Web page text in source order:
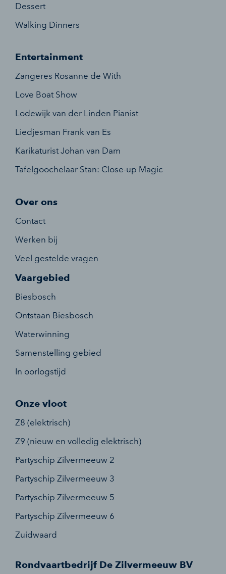
Dessert
Walking Dinners
Entertainment
Zangeres Rosanne de With
Love Boat Show
Lodewijk van der Linden Pianist
Liedjesman Frank van Es
Karikaturist Johan van Dam
Tafelgoochelaar Stan: Close-up Magic
Over ons
Contact
Werken bij
Veel gestelde vragen
Vaargebied
Biesbosch
Ontstaan Biesbosch
Waterwinning
Samenstelling gebied
In oorlogstijd
Onze vloot
Z8 (elektrisch)
Z9 (nieuw en volledig elektrisch)
Partyschip Zilvermeeuw 2
Partyschip Zilvermeeuw 3
Partyschip Zilvermeeuw 5
Partyschip Zilvermeeuw 6
Zuidwaard
Rondvaartbedrijf De Zilvermeeuw BV